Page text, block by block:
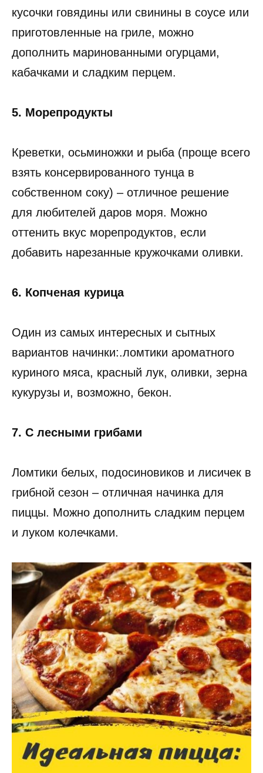
кусочки говядины или свинины в соусе или
приготовленные на гриле, можно
дополнить маринованными огурцами,
кабачками и сладким перцем.
5. Морепродукты
Креветки, осьминожки и рыба (проще всего
взять консервированного тунца в
собственном соку) – отличное решение
для любителей даров моря. Можно
оттенить вкус морепродуктов, если
добавить нарезанные кружочками оливки.
6. Копченая курица
Один из самых интересных и сытных
вариантов начинки:.ломтики ароматного
куриного мяса, красный лук, оливки, зерна
кукурузы и, возможно, бекон.
7. С лесными грибами
Ломтики белых, подосиновиков и лисичек в
грибной сезон – отличная начинка для
пиццы. Можно дополнить сладким перцем
и луком колечками.